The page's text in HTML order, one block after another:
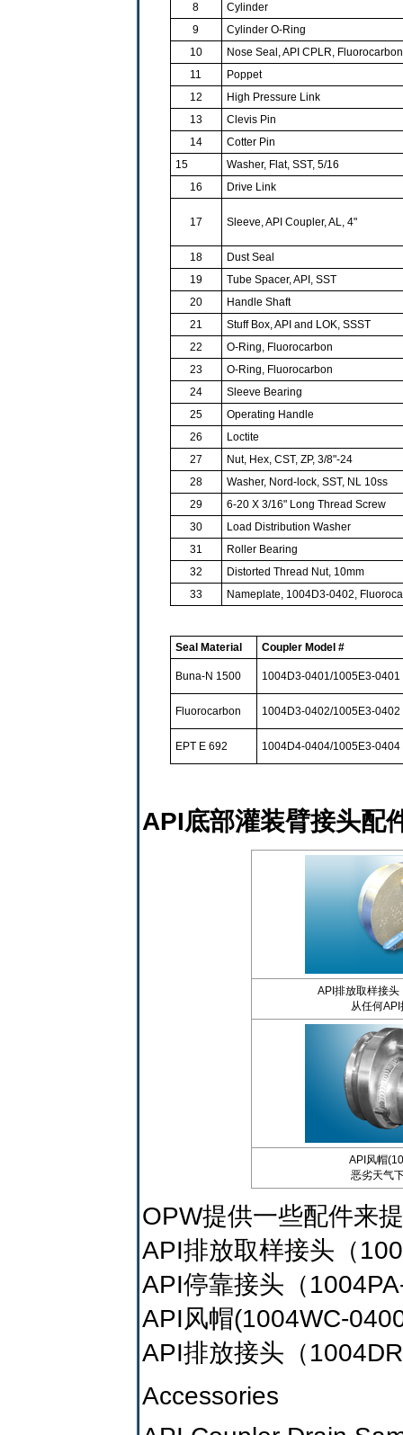
8
Cylinder
9
Cylinder O-Ring
10
Nose Seal, API CPLR, Fluorocarbon
11
Poppet
12
High Pressure Link
13
Clevis Pin
14
Cotter Pin
15
Washer, Flat, SST, 5/16
16
Drive Link
17 Sleeve, API Coupler, AL, 4"
18
Dust Seal
19
Tube Spacer, API, SST
20
Handle Shaft
21
Stuff Box, API and LOK, SSST
22
O-Ring, Fluorocarbon
23
O-Ring, Fluorocarbon
24
Sleeve Bearing
25
Operating Handle
26
Loctite
27
Nut, Hex, CST, ZP, 3/8"-24
28
Washer, Nord-lock, SST, NL 10ss
29
6-20 X 3/16" Long Thread Screw
30
Load Distribution Washer
31
Roller Bearing
32
Distorted Thread Nut, 10mm
33
Nameplate, 1004D3-0402,
Seal Material Coupler Model #
Buna-N 1500 1004D3-0401/1005E3-0401
Fluorocarbon 1004D3-0402/1005E3-0402
EPT E 692 1004D4-0404/1005E3-0404
API底部灌装臂接头配
API排放取样接
从任何
API风帽
恶劣天气
OPW提供一些配件来
API排放取样接头（
API停靠接头（
API风帽(1004WC-
API排放接头（
Accessories